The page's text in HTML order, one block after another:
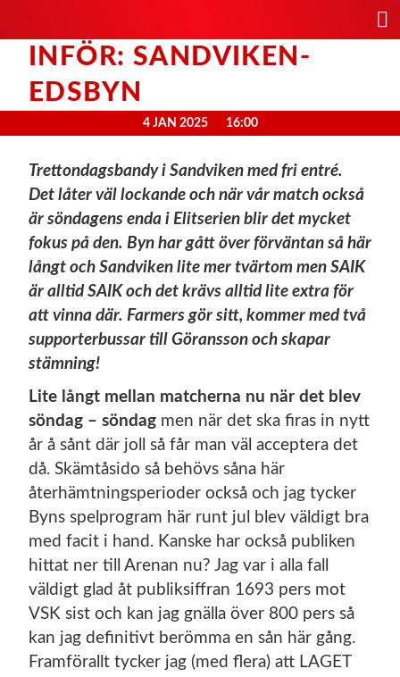
INFÖR: SANDVIKEN-
EDSBYN
4 JAN 2025 16:00
Trettondagsbandy i Sandviken med fri entré.
Det låter väl lockande och när vår match också
är söndagens enda i Elitserien blir det mycket
fokus på den. Byn har gått över förväntan så här
långt och Sandviken lite mer tvärtom men SAIK
är alltid SAIK och det krävs alltid lite extra för
att vinna där. Farmers gör sitt, kommer med två
supporterbussar till Göransson och skapar
stämning!
Lite långt mellan matcherna nu när det blev
söndag – söndag men när det ska firas in nytt
år å sånt där joll så får man väl acceptera det
då. Skämtåsido så behövs såna här
återhämtningsperioder också och jag tycker
Byns spelprogram här runt jul blev väldigt bra
med facit i hand. Kanske har också publiken
hittat ner till Arenan nu? Jag var i alla fall
väldigt glad åt publiksiffran 1693 pers mot
VSK sist och kan jag gnälla över 800 pers så
kan jag definitivt berömma en sån här gång.
Framförallt tycker jag (med flera) att LAGET